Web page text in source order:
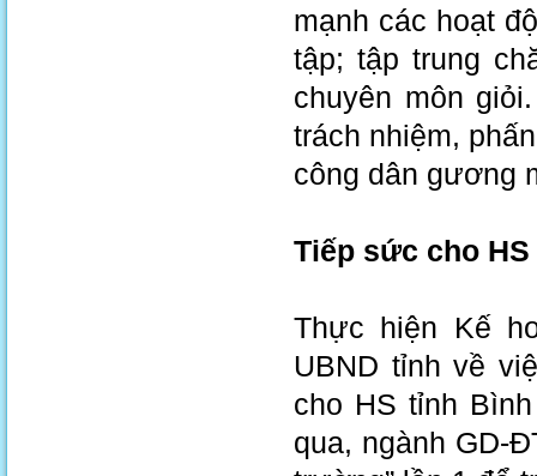
mạnh các hoạt
tập; tập trung
chuyên môn
trách nhiệm,
công dân gương
Tiếp sức cho
Thực hiện Kế
UBND tỉnh về
cho HS tỉnh
qua, ngành GD-